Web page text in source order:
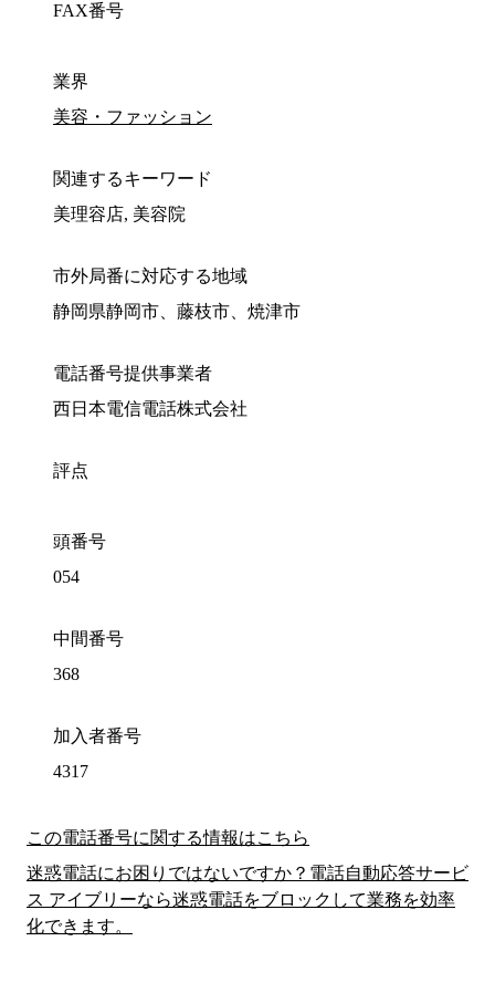
FAX番号
業界
美容・ファッション
関連するキーワード
美理容店, 美容院
市外局番に対応する地域
静岡県静岡市、藤枝市、焼津市
電話番号提供事業者
西日本電信電話株式会社
評点
頭番号
054
中間番号
368
加入者番号
4317
この電話番号に関する情報はこちら
迷惑電話にお困りではないですか？電話自動応答サービ
ス アイブリーなら迷惑電話をブロックして業務を効率
化できます。